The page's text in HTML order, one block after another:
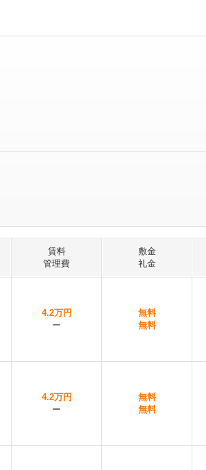
賃料
管理費
敷金
礼金
4.2万円
ー
無料
無料
4.2万円
ー
無料
無料